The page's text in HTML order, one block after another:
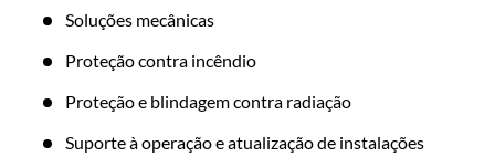
Soluções mecânicas
Proteção contra incêndio
Proteção e blindagem contra radiação
Suporte à operação e atualização de instalações